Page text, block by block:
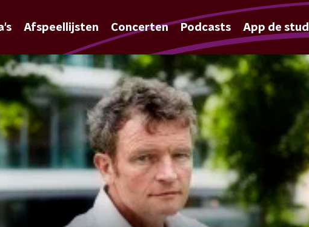
Afspeellijsten Concerten Podcasts App de